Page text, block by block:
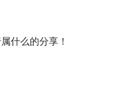
什么的分享！